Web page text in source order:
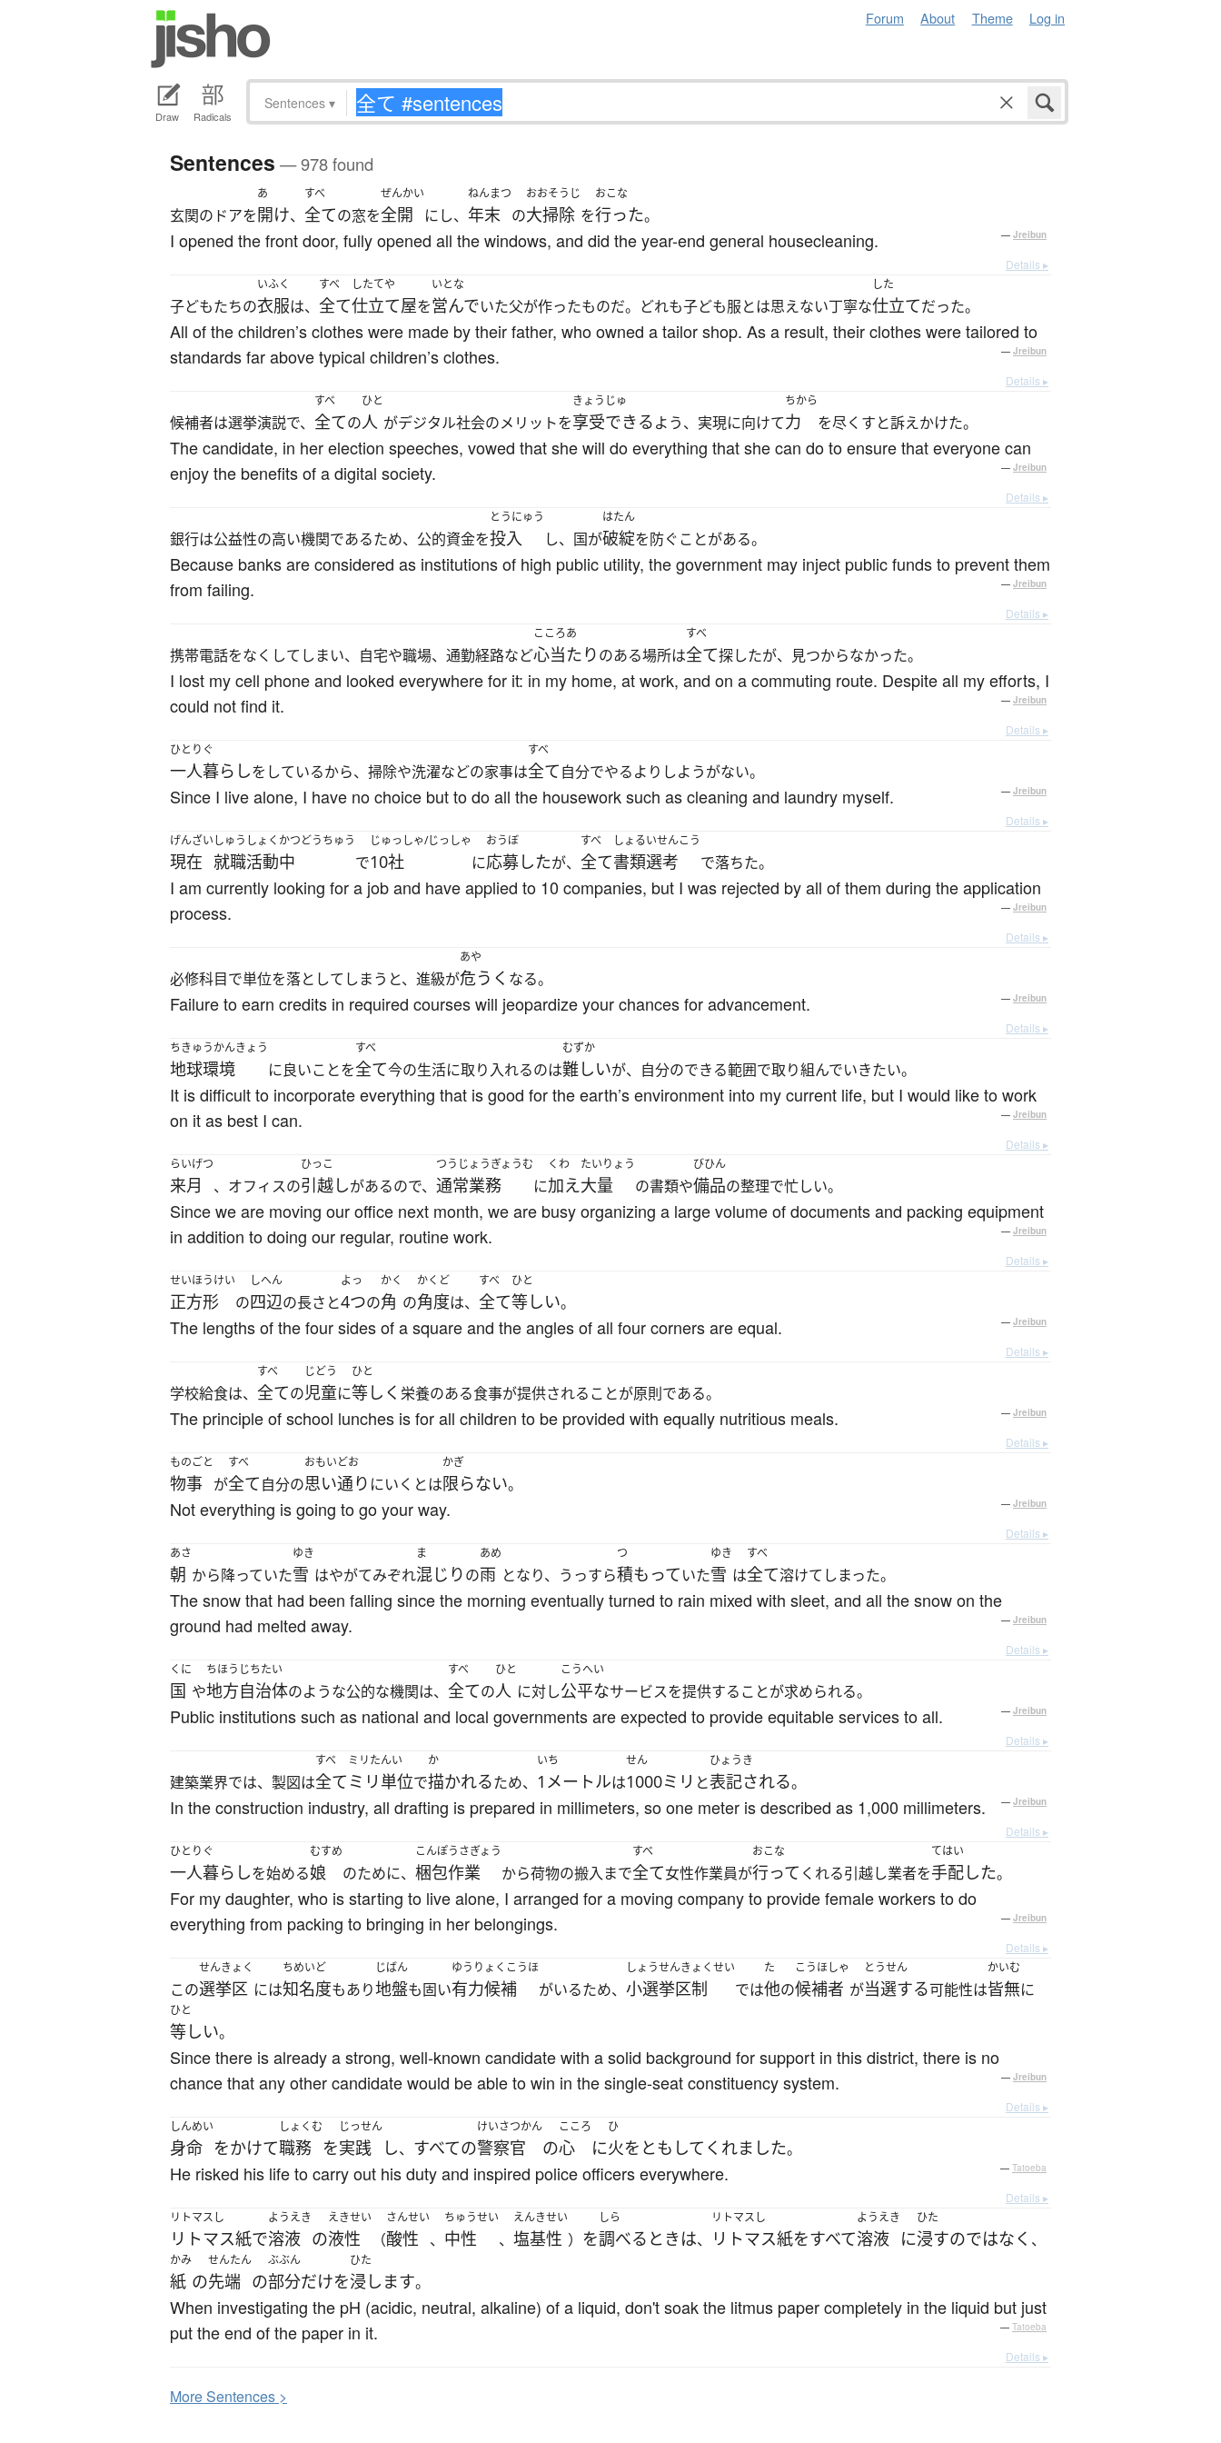
Forum About Theme Log in
Draw Radicals
Sentences ▾
Sentences — 978 found
玄関のドアを
あ
開け、
すべ
全ての窓を
ぜんかい
全開 にし、
ねんまつ
年末 の
おおそうじ
大掃除 を
おこな
行った。
I opened the front door, fully opened all the windows, and did the year-end general housecleaning. — Jreibun
Details ▸
子どもたちの
いふく
衣服は、
すべ
全て
したてや
仕立て屋を
いとな
営んでいた父が作ったものだ。どれも子ども服とは思えない丁寧な
した
仕立てだった。
All of the children’s clothes were made by their father, who owned a tailor shop. As a result, their clothes were tailored to
standards far above typical children’s clothes.
— Jreibun
Details ▸
候補者は選挙演説で、
すべ
全ての
ひと
人 がデジタル社会のメリットを
きょうじゅ
享受できるよう、実現に向けて
ちから
力 を尽くすと訴えかけた。
The candidate, in her election speeches, vowed that she will do everything that she can do to ensure that everyone can
enjoy the benefits of a digital society.
— Jreibun
Details ▸
銀行は公益性の高い機関であるため、公的資金を
とうにゅう
投入 し、国が
はたん
破綻を防ぐことがある。
Because banks are considered as institutions of high public utility, the government may inject public funds to prevent them
from failing.
— Jreibun
Details ▸
携帯電話をなくしてしまい、自宅や職場、通勤経路など
こころあ
心当たりのある場所は
すべ
全て探したが、見つからなかった。
I lost my cell phone and looked everywhere for it: in my home, at work, and on a commuting route. Despite all my efforts, I
could not find it.
— Jreibun
Details ▸
ひとりぐ
一人暮らしをしているから、掃除や洗濯などの家事は
すべ
全て自分でやるよりしようがない。
Since I live alone, I have no choice but to do all the housework such as cleaning and laundry myself. — Jreibun
Details ▸
げんざい
現在
しゅうしょくかつどうちゅう
就職活動中 で
じゅっしゃ/じっしゃ
10社 に
おうぼ
応募したが、
すべ
全て
しょるいせんこう
書類選考 で落ちた。
I am currently looking for a job and have applied to 10 companies, but I was rejected by all of them during the application
process.
— Jreibun
Details ▸
必修科目で単位を落としてしまうと、進級が
あや
危うく なる。
Failure to earn credits in required courses will jeopardize your chances for advancement. — Jreibun
Details ▸
ちきゅうかんきょう
地球環境 に良いことを
すべ
全て今の生活に取り入れるのは
むずか
難しいが、自分のできる範囲で取り組んでいきたい。
It is difficult to incorporate everything that is good for the earth’s environment into my current life, but I would like to work
on it as best I can.
— Jreibun
Details ▸
らいげつ
来月 、オフィスの
ひっこ
引越しがあるので、
つうじょうぎょうむ
通常業務 に
くわ
加え
たいりょう
大量 の書類や
びひん
備品の整理で忙しい。
Since we are moving our office next month, we are busy organizing a large volume of documents and packing equipment
in addition to doing our regular, routine work.
— Jreibun
Details ▸
せいほうけい
正方形 の
しへん
四辺の長さと
よっ
4つの
かく
角 の
かくど
角度は、
すべ
全て
ひと
等しい。
The lengths of the four sides of a square and the angles of all four corners are equal. — Jreibun
Details ▸
学校給食は、
すべ
全ての
じどう
児童に
ひと
等しく 栄養のある食事が提供されることが原則である。
The principle of school lunches is for all children to be provided with equally nutritious meals. — Jreibun
Details ▸
ものごと
物事 が
すべ
全て自分の
おもいどお
思い通り にいくとは
かぎ
限らない。
Not everything is going to go your way. — Jreibun
Details ▸
あさ
朝 から降っていた
ゆき
雪 はやがてみぞれ
ま
混じりの
あめ
雨 となり、うっすら
つ
積もっていた
ゆき
雪 は
すべ
全て溶けてしまった。
The snow that had been falling since the morning eventually turned to rain mixed with sleet, and all the snow on the
ground had melted away.
— Jreibun
Details ▸
くに
国 や
ちほうじちたい
地方自治体のような公的な機関は、
すべ
全ての
ひと
人 に対し
こうへい
公平なサービスを提供することが求められる。
Public institutions such as national and local governments are expected to provide equitable services to all. — Jreibun
Details ▸
建築業界では、製図は
すべ
全て
ミリたんい
ミリ単位で
か
描かれるため、
いち
1メートルは
せん
1000ミリ と
ひょうき
表記される。
In the construction industry, all drafting is prepared in millimeters, so one meter is described as 1,000 millimeters. — Jreibun
Details ▸
ひとりぐ
一人暮らしを始める
むすめ
娘 のために、
こんぽうさぎょう
梱包作業 から荷物の搬入まで
すべ
全て女性作業員が
おこな
行って くれる引越し業者を
てはい
手配した。
For my daughter, who is starting to live alone, I arranged for a moving company to provide female workers to do
everything from packing to bringing in her belongings.
— Jreibun
Details ▸
この
せんきょく
選挙区 には
ちめいど
知名度もあり
じばん
地盤も固い
ゆうりょくこうほ
有力候補 がいるため、
しょうせんきょくせい
小選挙区制 では
た
他の
こうほしゃ
候補者 が
とうせん
当選する可能性は
かいむ
皆無に
ひと
等しい。
Since there is already a strong, well-known candidate with a solid background for support in this district, there is no
chance that any other candidate would be able to win in the single-seat constituency system.
— Jreibun
Details ▸
しんめい
身命 をかけて
しょくむ
職務 を
じっせん
実践 し、 すべての
けいさつかん
警察官 の
こころ
心 に
ひ
火を ともして くれました。
He risked his life to carry out his duty and inspired police officers everywhere. — Tatoeba
Details ▸
リトマスし
リトマス紙で
ようえき
溶液 の
えきせい
液性 （
さんせい
酸性 、
ちゅうせい
中性 、
えんきせい
塩基性 ） を
しら
調べる ときは、
リトマスし
リトマス紙をすべて
ようえき
溶液 に
ひた
浸すのではなく 、
かみ
紙 の
せんたん
先端 の
ぶぶん
部分だけを
ひた
浸します。
When investigating the pH (acidic, neutral, alkaline) of a liquid, don't soak the litmus paper completely in the liquid but just
put the end of the paper in it.
— Tatoeba
Details ▸
MoreSentences >